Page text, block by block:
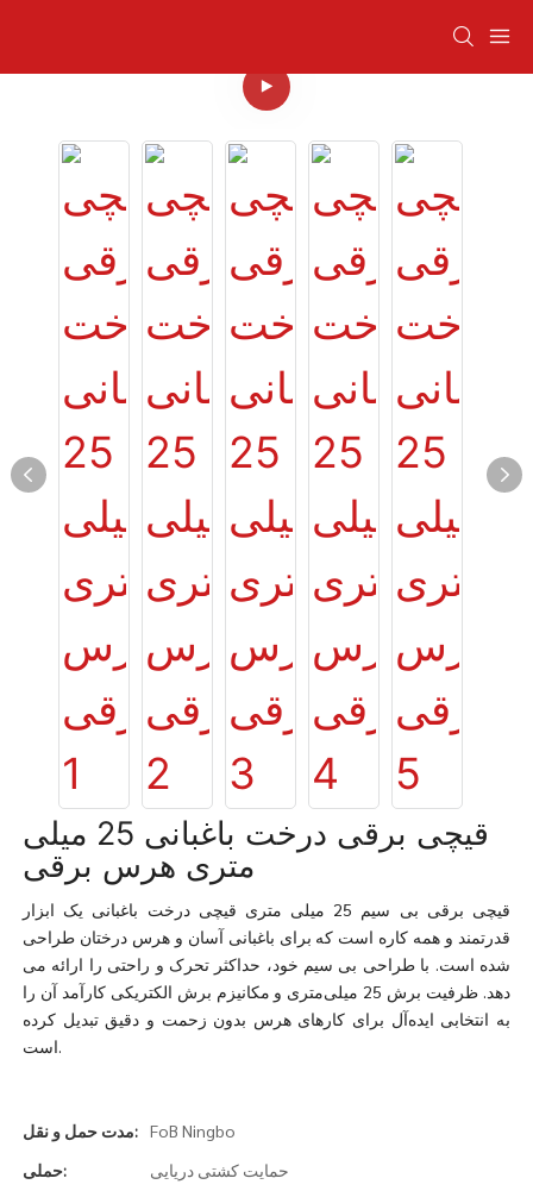
قیچی برقی درخت باغبانی 25 میلی
متری هرس برقی
قیچی برقی بی سیم 25 میلی متری قیچی درخت باغبانی یک ابزار
قدرتمند و همه کاره است که برای باغبانی آسان و هرس درختان طراحی
شده است. با طراحی بی سیم خود، حداکثر تحرک و راحتی را ارائه می
دهد. ظرفیت برش 25 میلی‌متری و مکانیزم برش الکتریکی کارآمد آن را
به انتخابی ایده‌آل برای کارهای هرس بدون زحمت و دقیق تبدیل کرده
است.
مدت حمل و نقل: FoB Ningbo
حملی:
حمایت کشتی دریایی